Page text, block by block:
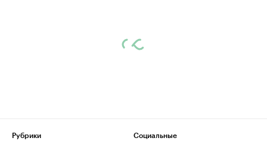
Рубрики
Социальные